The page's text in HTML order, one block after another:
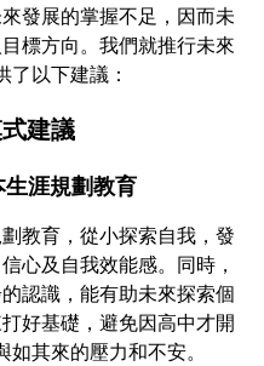
發展的掌握不足，因而未
標方向。我們就推行未來
了以下建議：
建議
涯規劃教育
教育，從小探索自我，發
心及自我效能感。同時，
認識，能有助未來探索個
好基礎，避免因高中才開
其來的壓力和不安。